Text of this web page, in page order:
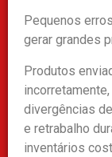
Pequenos
gerar grandes
Produtos
incorretamente,
divergências
e retrabalho
inventários